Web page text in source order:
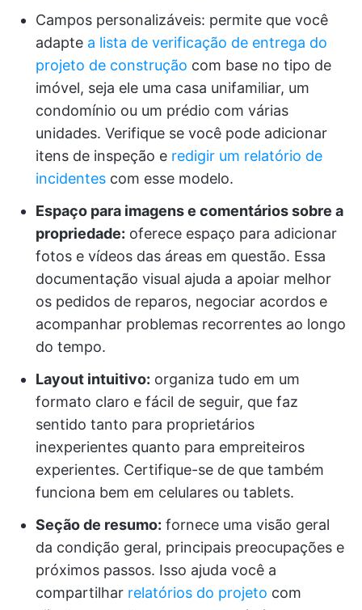
Campos personalizáveis: permite que você
adapte a lista de verificação de entrega do
projeto de construção com base no tipo de
imóvel, seja ele uma casa unifamiliar, um
condomínio ou um prédio com várias
unidades. Verifique se você pode adicionar
itens de inspeção e redigir um relatório de
incidentes com esse modelo.
Espaço para imagens e comentários sobre a
propriedade: oferece espaço para adicionar
fotos e vídeos das áreas em questão. Essa
documentação visual ajuda a apoiar melhor
os pedidos de reparos, negociar acordos e
acompanhar problemas recorrentes ao longo
do tempo.
Layout intuitivo: organiza tudo em um
formato claro e fácil de seguir, que faz
sentido tanto para proprietários
inexperientes quanto para empreiteiros
experientes. Certifique-se de que também
funciona bem em celulares ou tablets.
Seção de resumo: fornece uma visão geral
da condição geral, principais preocupações e
próximos passos. Isso ajuda você a
compartilhar relatórios do projeto com